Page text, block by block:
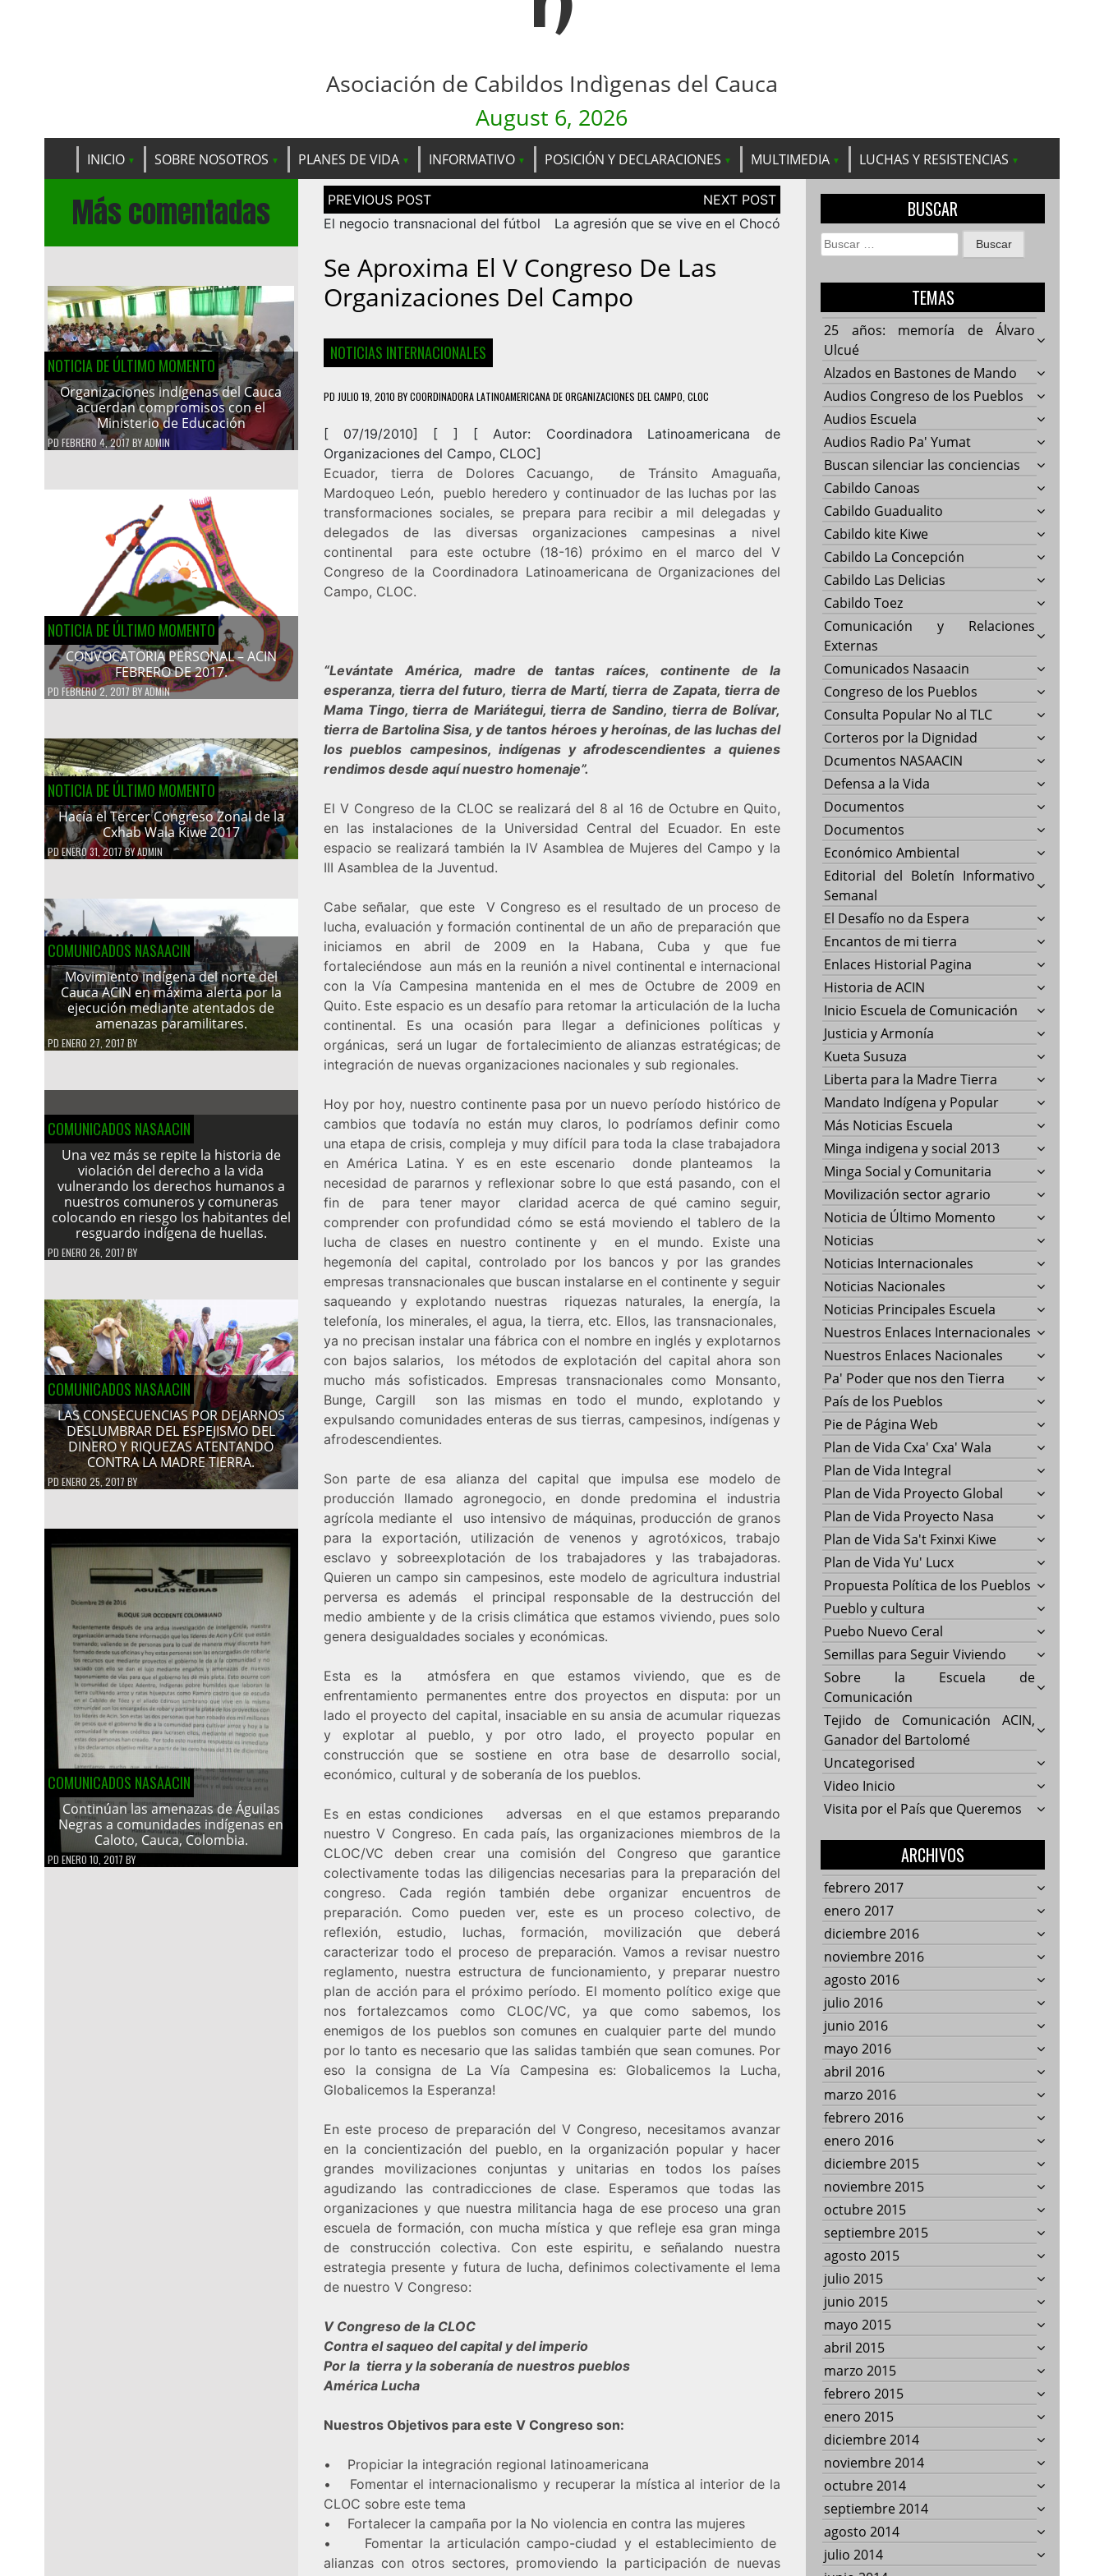
Asociación de Cabildos Indìgenas del Cauca
August 6, 2026
INICIO SOBRE NOSOTROS PLANES DE VIDA INFORMATIVO POSICIÓN Y DECLARACIONES MULTIMEDIA LUCHAS Y RESISTENCIAS
Más comentadas
NOTICIA DE ÚLTIMO MOMENTO
Organizaciones indígenas del Cauca
acuerdan compromisos con el
Ministerio de Educación
PD FEBRERO 4, 2017 BYADMIN
NOTICIA DE ÚLTIMO MOMENTO
CONVOCATORIA PERSONAL – ACIN
FEBRERO DE 2017.
PD FEBRERO 2, 2017BYADMIN
NOTICIA DE ÚLTIMO MOMENTO
Hacía el Tercer Congreso Zonal de la
Cxhab Wala Kiwe 2017
PDENERO 31, 2017BYADMIN
COMUNICADOS NASAACIN
Movimiento indígena del norte del
Cauca ACIN en máxima alerta por la
ejecución mediante atentados de
amenazas paramilitares.
PD ENERO 27, 2017 BY
COMUNICADOS NASAACIN
Una vez más se repite la historia de
violación del derecho a la vida
vulnerando los derechos humanos a
nuestros comuneros y comuneras
colocando en riesgo los habitantes del
resguardo indígena de huellas.
PD ENERO 26, 2017 BY
COMUNICADOS NASAACIN
LAS CONSECUENCIAS POR DEJARNOS
DESLUMBRAR DEL ESPEJISMO DEL
DINERO Y RIQUEZAS ATENTANDO
CONTRA LA MADRE TIERRA.
PDENERO 25, 2017 BY
COMUNICADOS NASAACIN
Continúan las amenazas de Águilas
Negras a comunidades indígenas en
Caloto, Cauca, Colombia.
PD ENERO 10, 2017 BY
Navegación
de
entradas
El negocio transnacional del fútbol La agresión que se vive en el Chocó
Se Aproxima El V Congreso De Las
Organizaciones Del Campo
NOTICIAS INTERNACIONALES
PD JULIO 19, 2010 BYCOORDINADORA LATINOAMERICANA DE ORGANIZACIONES DEL CAMPO, CLOC
[ 07/19/2010] [ ] [ Autor: Coordinadora Latinoamericana de
Organizaciones del Campo, CLOC]
Ecuador, tierra de Dolores Cacuango, de Tránsito Amaguaña,
Mardoqueo León, pueblo heredero y continuador de las luchas por las
transformaciones sociales, se prepara para recibir a mil delegadas y
delegados de las diversas organizaciones campesinas a nivel
continental para este octubre (18-16) próximo en el marco del V
Congreso de la Coordinadora Latinoamericana de Organizaciones del
Campo, CLOC.
“Levántate América, madre de tantas raíces, continente de la
esperanza, tierra del futuro, tierra de Martí, tierra de Zapata, tierra de
Mama Tingo, tierra de Mariátegui, tierra de Sandino, tierra de Bolívar,
tierra de Bartolina Sisa, y de tantos héroes y heroínas, de las luchas del
los pueblos campesinos, indígenas y afrodescendientes a quienes
rendimos desde aquí nuestro homenaje”.
El V Congreso de la CLOC se realizará del 8 al 16 de Octubre en Quito,
en las instalaciones de la Universidad Central del Ecuador. En este
espacio se realizará también la IV Asamblea de Mujeres del Campo y la
III Asamblea de la Juventud.
Cabe señalar, que este V Congreso es el resultado de un proceso de
lucha, evaluación y formación continental de un año de preparación que
iniciamos en abril de 2009 en la Habana, Cuba y que fue
fortaleciéndose aun más en la reunión a nivel continental e internacional
con la Vía Campesina mantenida en el mes de Octubre de 2009 en
Quito. Este espacio es un desafío para retomar la articulación de la lucha
continental. Es una ocasión para llegar a definiciones políticas y
orgánicas, será un lugar de fortalecimiento de alianzas estratégicas; de
integración de nuevas organizaciones nacionales y sub regionales.
Hoy por hoy, nuestro continente pasa por un nuevo período histórico de
cambios que todavía no están muy claros, lo podríamos definir como
una etapa de crisis, compleja y muy difícil para toda la clase trabajadora
en América Latina. Y es en este escenario donde planteamos la
necesidad de pararnos y reflexionar sobre lo que está pasando, con el
fin de para tener mayor claridad acerca de qué camino seguir,
comprender con profundidad cómo se está moviendo el tablero de la
lucha de clases en nuestro continente y en el mundo. Existe una
hegemonía del capital, controlado por los bancos y por las grandes
empresas transnacionales que buscan instalarse en el continente y seguir
saqueando y explotando nuestras riquezas naturales, la energía, la
telefonía, los minerales, el agua, la tierra, etc. Ellos, las transnacionales,
ya no precisan instalar una fábrica con el nombre en inglés y explotarnos
con bajos salarios, los métodos de explotación del capital ahora son
mucho más sofisticados. Empresas transnacionales como Monsanto,
Bunge, Cargill son las mismas en todo el mundo, explotando y
expulsando comunidades enteras de sus tierras, campesinos, indígenas y
afrodescendientes.
Son parte de esa alianza del capital que impulsa ese modelo de
producción llamado agronegocio, en donde predomina el industria
agrícola mediante el uso intensivo de máquinas, producción de granos
para la exportación, utilización de venenos y agrotóxicos, trabajo
esclavo y sobreexplotación de los trabajadores y las trabajadoras.
Quieren un campo sin campesinos, este modelo de agricultura industrial
perversa es además el principal responsable de la destrucción del
medio ambiente y de la crisis climática que estamos viviendo, pues solo
genera desigualdades sociales y económicas.
Esta es la atmósfera en que estamos viviendo, que es de
enfrentamiento permanentes entre dos proyectos en disputa: por un
lado el proyecto del capital, insaciable en su ansia de acumular riquezas
y explotar al pueblo, y por otro lado, el proyecto popular en
construcción que se sostiene en otra base de desarrollo social,
económico, cultural y de soberanía de los pueblos.
Es en estas condiciones adversas en el que estamos preparando
nuestro V Congreso. En cada país, las organizaciones miembros de la
CLOC/VC deben crear una comisión del Congreso que garantice
colectivamente todas las diligencias necesarias para la preparación del
congreso. Cada región también debe organizar encuentros de
preparación. Como pueden ver, este es un proceso colectivo, de
reflexión, estudio, luchas, formación, movilización que deberá
caracterizar todo el proceso de preparación. Vamos a revisar nuestro
reglamento, nuestra estructura de funcionamiento, y preparar nuestro
plan de acción para el próximo período. El momento político exige que
nos fortalezcamos como CLOC/VC, ya que como sabemos, los
enemigos de los pueblos son comunes en cualquier parte del mundo
por lo tanto es necesario que las salidas también que sean comunes. Por
eso la consigna de La Vía Campesina es: Globalicemos la Lucha,
Globalicemos la Esperanza!
En este proceso de preparación del V Congreso, necesitamos avanzar
en la concientización del pueblo, en la organización popular y hacer
grandes movilizaciones conjuntas y unitarias en todos los países
agudizando las contradicciones de clase. Esperamos que todas las
organizaciones y que nuestra militancia haga de ese proceso una gran
escuela de formación, con mucha mística y que refleje esa gran minga
de construcción colectiva. Con este espiritu, e señalando nuestra
estrategia presente y futura de lucha, definimos colectivamente el lema
de nuestro V Congreso:
V Congreso de la CLOC
Contra el saqueo del capital y del imperio
Por la tierra y la soberanía de nuestros pueblos
América Lucha
Nuestros Objetivos para este V Congreso son:
• Propiciar la integración regional latinoamericana
• Fomentar el internacionalismo y recuperar la mística al interior de la
CLOC sobre este tema
• Fortalecer la campaña por la No violencia en contra las mujeres
• Fomentar la articulación campo-ciudad y el establecimiento de
alianzas con otros sectores, promoviendo la participación de nuevas
BUSCAR
Buscar:
TEMAS
25 años: memoría de Álvaro
Ulcué
Alzados en Bastones de Mando
Audios Congreso de los Pueblos
Audios Escuela
Audios Radio Pa' Yumat
Buscan silenciar las conciencias
Cabildo Canoas
Cabildo Guadualito
Cabildo kite Kiwe
Cabildo La Concepción
Cabildo Las Delicias
Cabildo Toez
Comunicación y Relaciones
Externas
Comunicados Nasaacin
Congreso de los Pueblos
Consulta Popular No al TLC
Corteros por la Dignidad
Dcumentos NASAACIN
Defensa a la Vida
Documentos
Documentos
Económico Ambiental
Editorial del Boletín Informativo
Semanal
El Desafío no da Espera
Encantos de mi tierra
Enlaces Historial Pagina
Historia de ACIN
Inicio Escuela de Comunicación
Justicia y Armonía
Kueta Susuza
Liberta para la Madre Tierra
Mandato Indígena y Popular
Más Noticias Escuela
Minga indigena y social 2013
Minga Social y Comunitaria
Movilización sector agrario
Noticia de Último Momento
Noticias
Noticias Internacionales
Noticias Nacionales
Noticias Principales Escuela
Nuestros Enlaces Internacionales
Nuestros Enlaces Nacionales
Pa' Poder que nos den Tierra
País de los Pueblos
Pie de Página Web
Plan de Vida Cxa' Cxa' Wala
Plan de Vida Integral
Plan de Vida Proyecto Global
Plan de Vida Proyecto Nasa
Plan de Vida Sa't Fxinxi Kiwe
Plan de Vida Yu' Lucx
Propuesta Política de los Pueblos
Pueblo y cultura
Puebo Nuevo Ceral
Semillas para Seguir Viviendo
Sobre la Escuela de
Comunicación
Tejido de Comunicación ACIN,
Ganador del Bartolomé
Uncategorised
Video Inicio
Visita por el País que Queremos
ARCHIVOS
febrero 2017
enero 2017
diciembre 2016
noviembre 2016
agosto 2016
julio 2016
junio 2016
mayo 2016
abril 2016
marzo 2016
febrero 2016
enero 2016
diciembre 2015
noviembre 2015
octubre 2015
septiembre 2015
agosto 2015
julio 2015
junio 2015
mayo 2015
abril 2015
marzo 2015
febrero 2015
enero 2015
diciembre 2014
noviembre 2014
octubre 2014
septiembre 2014
agosto 2014
julio 2014